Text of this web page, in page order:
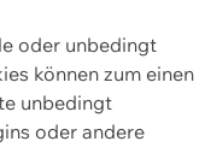
oder unbedingt
können zum einen
unbedingt
oder andere